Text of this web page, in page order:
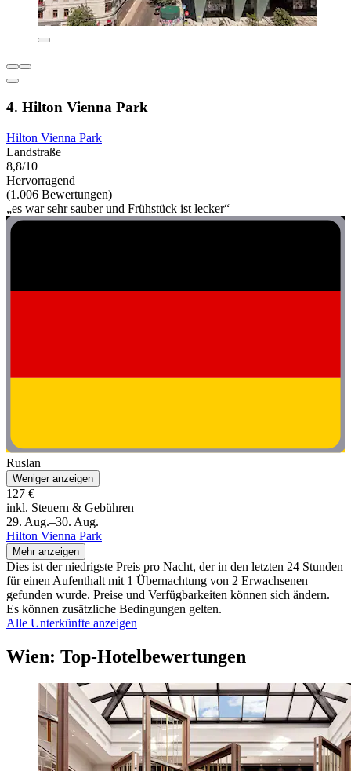
4. Hilton Vienna Park
Hilton Vienna Park
Landstraße
8,8/10
Hervorragend
(1.006 Bewertungen)
„es war sehr sauber und Frühstück ist lecker“
Ruslan
Weniger anzeigen
127 €
inkl. Steuern & Gebühren
29. Aug.–30. Aug.
Hilton Vienna Park
Mehr anzeigen
Dies ist der niedrigste Preis pro Nacht, der in den letzten 24 Stunden
für einen Aufenthalt mit 1 Übernachtung von 2 Erwachsenen
gefunden wurde. Preise und Verfügbarkeiten können sich ändern.
Es können zusätzliche Bedingungen gelten.
Alle Unterkünfte anzeigen
Wien: Top-Hotelbewertungen